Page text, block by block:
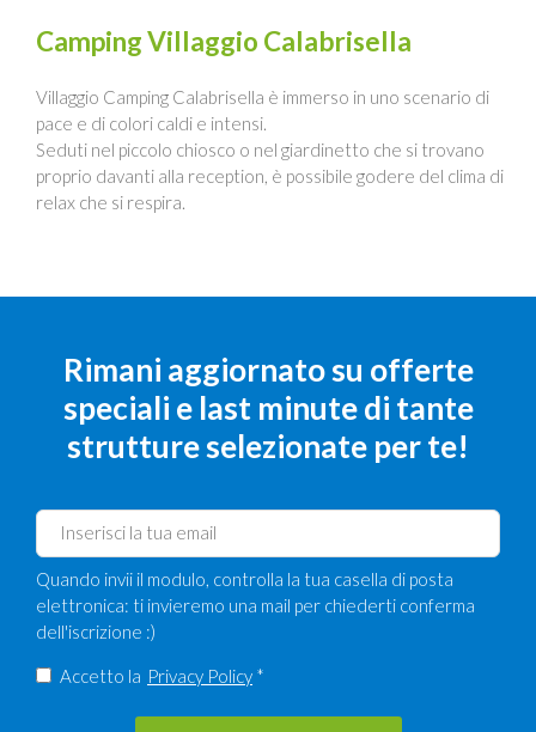
Camping Villaggio Calabrisella
Villaggio Camping Calabrisella è immerso in uno scenario di
pace e di colori caldi e intensi.
Seduti nel piccolo chiosco o nel giardinetto che si trovano
proprio davanti alla reception, è possibile godere del clima di
relax che si respira.
Rimani aggiornato su offerte
speciali e last minute di tante
strutture selezionate per te!
Quando invii il modulo, controlla la tua casella di posta
elettronica: ti invieremo una mail per chiederti conferma
dell'iscrizione :)
Accetto la Privacy Policy *